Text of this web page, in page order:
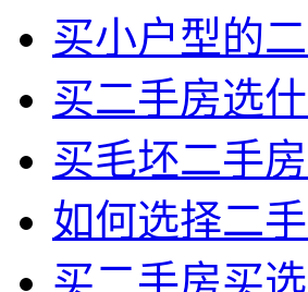
买小户型的
买二手房选
买毛坯二手
如何选择二手
买二手房买